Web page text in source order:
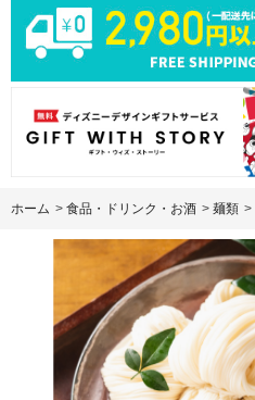
ホーム > 食品・ドリンク・お酒 > 麺類 >